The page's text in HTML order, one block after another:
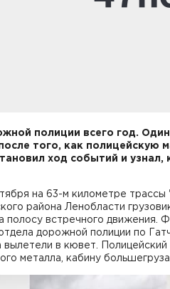
полиции всего год. Один
того, как полицейскую
ход событий и узнал,
на 63-м километре трассы
района Ленобласти
полосу встречного движения.
дорожной полиции по
в кювет. Полицейский
металла, кабину